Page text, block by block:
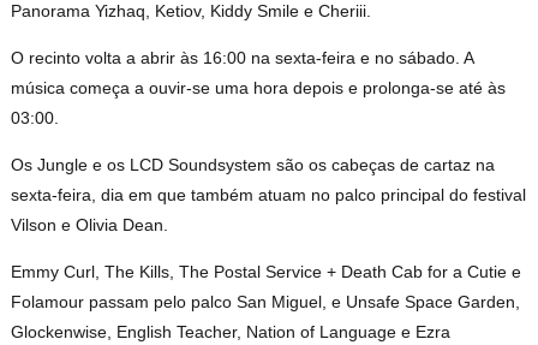
Panorama Yizhaq, Ketiov, Kiddy Smile e Cheriii.
O recinto volta a abrir às 16:00 na sexta-feira e no sábado. A
música começa a ouvir-se uma hora depois e prolonga-se até às
03:00.
Os Jungle e os LCD Soundsystem são os cabeças de cartaz na
sexta-feira, dia em que também atuam no palco principal do festival
Vilson e Olivia Dean.
Emmy Curl, The Kills, The Postal Service + Death Cab for a Cutie e
Folamour passam pelo palco San Miguel, e Unsafe Space Garden,
Glockenwise, English Teacher, Nation of Language e Ezra